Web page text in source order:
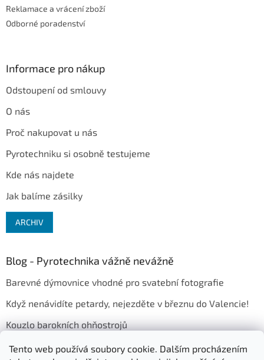
Tento web používá soubory cookie. Dalším procházením
Reklamace a vrácení zboží
Odborné poradenství
Informace pro nákup
Odstoupení od smlouvy
O nás
Proč nakupovat u nás
Pyrotechniku si osobně testujeme
Kde nás najdete
Jak balíme zásilky
ARCHIV
Blog - Pyrotechnika vážně nevážně
Barevné dýmovnice vhodné pro svatební fotografie
Když nenávidíte petardy, nejezděte v březnu do Valencie!
Kouzlo barokních ohňostrojů
EU vám vzkazuje: Na Silvestra si už ani neškrtnete!